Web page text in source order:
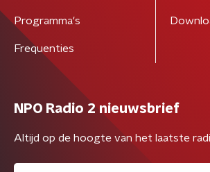
Programma's
Frequenties
NPO Radio 2 nieuwsbrief
Altijd op de hoogte van het laatste